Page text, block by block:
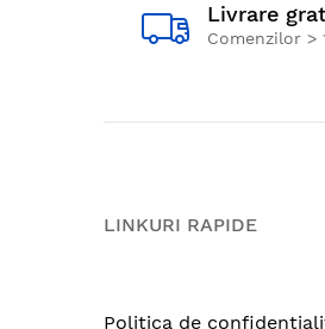
Livrare
Comenzilor >
LINKURI RAPIDE
Politica de